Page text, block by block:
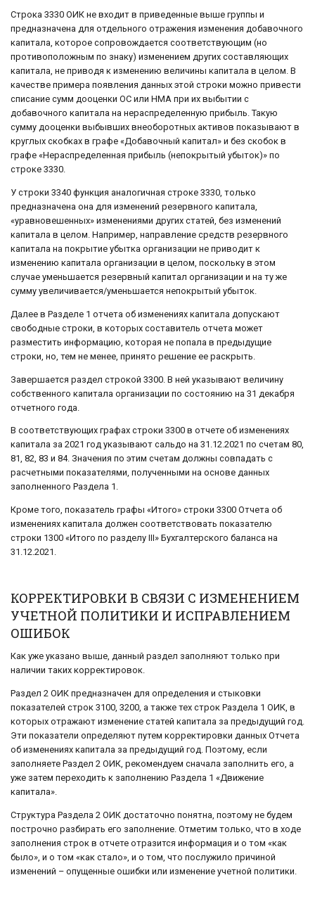
Строка 3330 ОИК не входит в приведенные выше группы и
предназначена для отдельного отражения изменения добавочного
капитала, которое сопровождается соответствующим (но
противоположным по знаку) изменением других составляющих
капитала, не приводя к изменению величины капитала в целом. В
качестве примера появления данных этой строки можно привести
списание сумм дооценки ОС или НМА при их выбытии с
добавочного капитала на нераспределенную прибыль. Такую
сумму дооценки выбывших внеоборотных активов показывают в
круглых скобках в графе «Добавочный капитал» и без скобок в
графе «Нераспределенная прибыль (непокрытый убыток)» по
строке 3330.
У строки 3340 функция аналогичная строке 3330, только
предназначена она для изменений резервного капитала,
«уравновешенных» изменениями других статей, без изменений
капитала в целом. Например, направление средств резервного
капитала на покрытие убытка организации не приводит к
изменению капитала организации в целом, поскольку в этом
случае уменьшается резервный капитал организации и на ту же
сумму увеличивается/уменьшается непокрытый убыток.
Далее в Разделе 1 отчета об изменениях капитала допускают
свободные строки, в которых составитель отчета может
разместить информацию, которая не попала в предыдущие
строки, но, тем не менее, принято решение ее раскрыть.
Завершается раздел строкой 3300. В ней указывают величину
собственного капитала организации по состоянию на 31 декабря
отчетного года.
В соответствующих графах строки 3300 в отчете об изменениях
капитала за 2021 год указывают сальдо на 31.12.2021 по счетам 80,
81, 82, 83 и 84. Значения по этим счетам должны совпадать с
расчетными показателями, полученными на основе данных
заполненного Раздела 1.
Кроме того, показатель графы «Итого» строки 3300 Отчета об
изменениях капитала должен соответствовать показателю
строки 1300 «Итого по разделу III» Бухгалтерского баланса на
31.12.2021.
КОРРЕКТИРОВКИ В СВЯЗИ С ИЗМЕНЕНИЕМ
УЧЕТНОЙ ПОЛИТИКИ И ИСПРАВЛЕНИЕМ
ОШИБОК
Как уже указано выше, данный раздел заполняют только при
наличии таких корректировок.
Раздел 2 ОИК предназначен для определения и стыковки
показателей строк 3100, 3200, а также тех строк Раздела 1 ОИК, в
которых отражают изменение статей капитала за предыдущий год.
Эти показатели определяют путем корректировки данных Отчета
об изменениях капитала за предыдущий год. Поэтому, если
заполняете Раздел 2 ОИК, рекомендуем сначала заполнить его, а
уже затем переходить к заполнению Раздела 1 «Движение
капитала».
Структура Раздела 2 ОИК достаточно понятна, поэтому не будем
построчно разбирать его заполнение. Отметим только, что в ходе
заполнения строк в отчете отразится информация и о том «как
было», и о том «как стало», и о том, что послужило причиной
изменений – опущенные ошибки или изменение учетной политики.